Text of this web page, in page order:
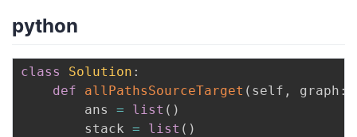
python
class Solution :
def
allPathsSourceTarget ( self , graph :
        ans
= list ( )
        stack
= list ( )